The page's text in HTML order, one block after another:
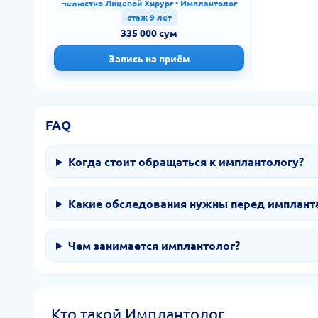
Челюстно Лицевой Хирург • Имплантолог
стаж 9 лет
335 000 сум
Запись на приём
FAQ
Когда стоит обращаться к имплантологу?
Какие обследования нужны перед
Чем занимается имплантолог?
Кто такой Имплантолог